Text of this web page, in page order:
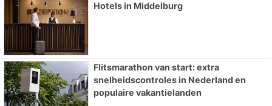
Hotels in Middelburg
Flitsmarathon van start: extra
snelheidscontroles in Nederland en
populaire vakantielanden